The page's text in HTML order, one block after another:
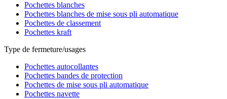
Pochettes blanches
Pochettes blanches de mise sous pli automatique
Pochettes de classement
Pochettes kraft
Type de fermeture/usages
Pochettes autocollantes
Pochettes bandes de protection
Pochettes de mise sous pli automatique
Pochettes navette